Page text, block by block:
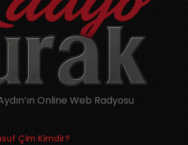
Online Web Radyosu
Çim Kimdir?